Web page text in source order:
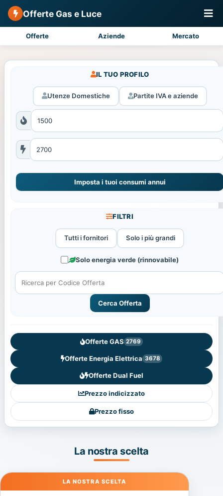
Offerte Gas e Luce
Offerte Aziende Mercato
IL TUO PROFILO
Utenze Domestiche Partite IVA e aziende
Imposta i tuoi consumi annui
FILTRI
Tutti i fornitori Solo i più grandi
Solo energia verde (rinnovabile)
Cerca Offerta
Offerte GAS 2769
Offerte Energia Elettrica 3678
Offerte Dual Fuel
Prezzo indicizzato
Prezzo fisso
La nostra scelta